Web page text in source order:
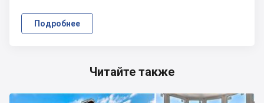
Читайте также
Подробнее